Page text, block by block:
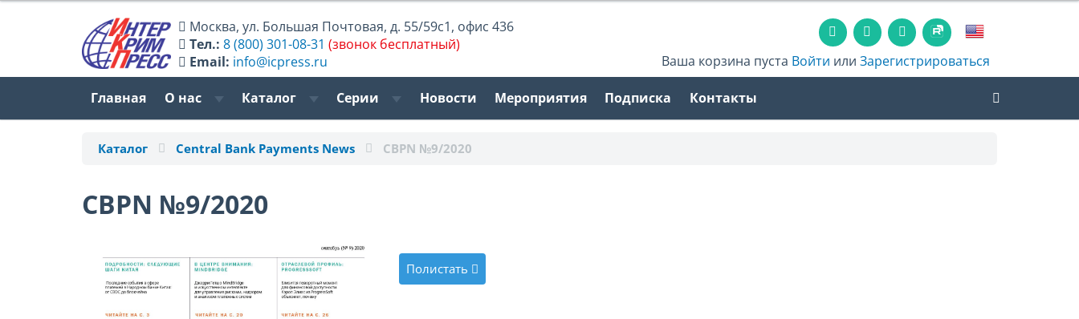
Москва,ул. Большая Почтовая, д. 55/59с1, офис 436
Тел.: 8 (800) 301-08-31 (звонок бесплатный)
Email: info@icpress.ru Ваша корзина пуста Войти илиЗарегистрироваться
Главная О нас Каталог Серии Новости Мероприятия Подписка Контакты
Каталог Central Bank Payments News CBPN №9/2020
CBPN №9/2020
Полистать